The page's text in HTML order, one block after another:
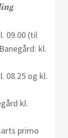
09.00 (til
kl.
08.25 og kl.
kl.
primo